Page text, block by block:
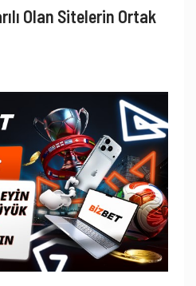
Olan Sitelerin Ortak